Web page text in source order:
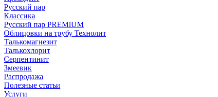
Русский пар
Классика
Русский пар PREMIUM
Облицовки на трубу Технолит
Талькомагнезит
Талькохлорит
Серпентинит
Змеевик
Распродажа
Полезные статьи
Услуги